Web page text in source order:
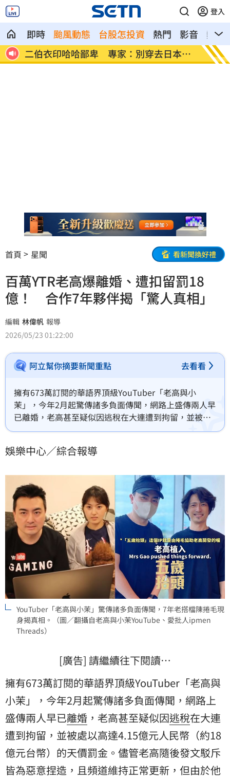
登入
即時 颱風動態 台股怎投資 熱門 影音
熱搜
二伯衣印哈哈鄙卑 專家：別穿去日本被
笑
向中
了
首頁 星聞 看新聞換好禮
百萬YTR老高爆離婚、遭扣留罰18
億！ 合作7年夥伴揭「驚人真相」
編輯 林偉帆 報導
2026/05/23 01:22:00
阿立幫你摘要新聞重點 去看看
擁有673萬訂閱的華語界頂級YouTuber「老高與小
茉」，今年2月起驚傳諸多負面傳聞，網路上盛傳兩人早
已離婚，老高甚至疑似因逃稅在大連遭到拘留，並被處
以高達4.15億元人民幣（約18億元台幣）的天價罰金。
更新，但由於他在近期影片中始終未曾露臉，仍讓大批
娛樂中心／綜合報導
YouTuber「老高與小茉」驚傳諸多負面傳聞，7年老搭檔陳捲毛現
身揭真相。（圖／翻攝自老高與小茉YouTube、愛批人ipmen
Threads）
[廣告] 請繼續往下閱讀…
擁有673萬訂閱的華語界頂級YouTuber「老高與
小茉 」，今年2月起驚傳諸多負面傳聞，網路上
盛傳兩人早已離婚 ，老高甚至疑似因逃稅在大連
遭到拘留，並被處以高達4.15億元人民幣（約18
億元台幣）的天價罰金。儘管老高隨後發文駁斥
皆為惡意捏造，且頻道維持正常更新，但由於他